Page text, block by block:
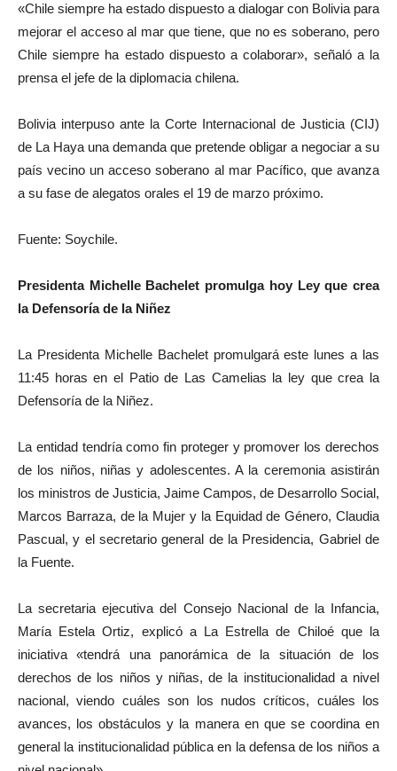
«Chile siempre ha estado dispuesto a dialogar con Bolivia para
mejorar el acceso al mar que tiene, que no es soberano, pero
Chile siempre ha estado dispuesto a colaborar», señaló a la
prensa el jefe de la diplomacia chilena.
Bolivia interpuso ante la Corte Internacional de Justicia (CIJ)
de La Haya una demanda que pretende obligar a negociar a su
país vecino un acceso soberano al mar Pacífico, que avanza
a su fase de alegatos orales el 19 de marzo próximo.
Fuente: Soychile.
Presidenta Michelle Bachelet promulga hoy Ley que crea
la Defensoría de la Niñez
La Presidenta Michelle Bachelet promulgará este lunes a las
11:45 horas en el Patio de Las Camelias la ley que crea la
Defensoría de la Niñez.
La entidad tendría como fin proteger y promover los derechos
de los niños, niñas y adolescentes. A la ceremonia asistirán
los ministros de Justicia, Jaime Campos, de Desarrollo Social,
Marcos Barraza, de la Mujer y la Equidad de Género, Claudia
Pascual, y el secretario general de la Presidencia, Gabriel de
la Fuente.
La secretaria ejecutiva del Consejo Nacional de la Infancia,
María Estela Ortiz, explicó a La Estrella de Chiloé que la
iniciativa «tendrá una panorámica de la situación de los
derechos de los niños y niñas, de la institucionalidad a nivel
nacional, viendo cuáles son los nudos críticos, cuáles los
avances, los obstáculos y la manera en que se coordina en
general la institucionalidad pública en la defensa de los niños a